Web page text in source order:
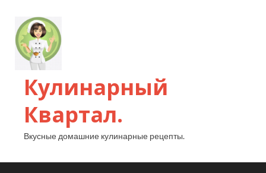
Кулинарный
Квартал.
Вкусные домашние кулинарные рецепты.